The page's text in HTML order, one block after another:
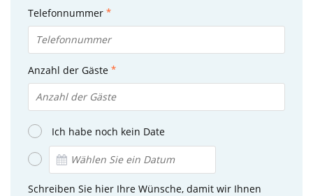
Telefonnummer
Anzahl der Gäste
Ich habe noch kein Date
Schreiben Sie hier Ihre Wünsche, damit wir Ihnen